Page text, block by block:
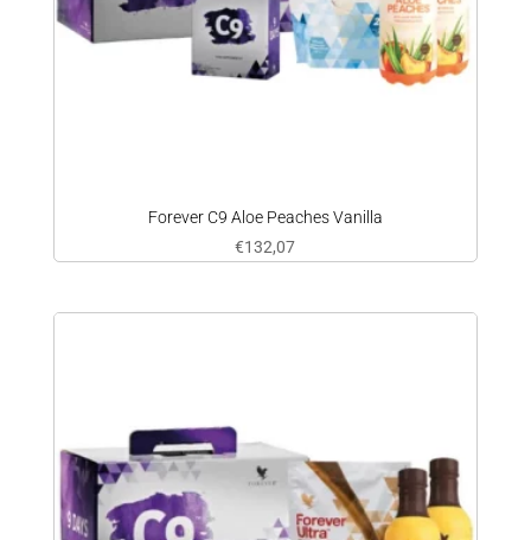
Forever C9 Aloe Peaches Vanilla
€132,07